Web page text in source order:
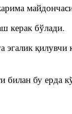
керак бўлади.
эгалик
билан бу ерда